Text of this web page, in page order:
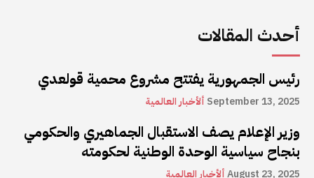
أحدث المقالات
رئيس الجمهورية يفتتح مشروع محمية قولعدي
ألأخبار العالمية September 13, 2025
وزير الإعلام يصف الاستقبال الجماهيري والحكومي
بنجاح سياسية الوحدة الوطنية لحكومته
ألأخبار العالميةAugust 23, 2025